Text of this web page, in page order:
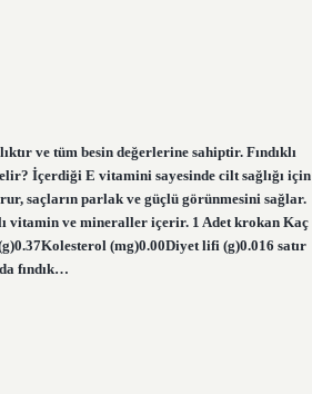
ve tüm besin değerlerine sahiptir. Fındıklı
İçerdiği E vitamini sayesinde cilt sağlığı için
saçların parlak ve güçlü görünmesini sağlar.
vitamin ve mineraller içerir. 1 Adet krokan Kaç
(mg)0.00Diyet lifi (g)0.016 satır
fındık…